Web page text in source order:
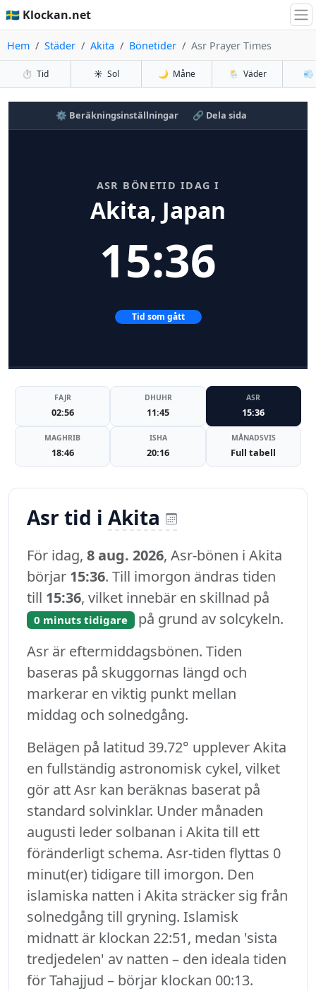
🇸🇪 Klockan.net
Hem Städer Akita Bönetider Asr Prayer Times
⏱️ Tid ☀️ Sol 🌙 Måne 🌦️ Väder 💨
⚙️ Beräkningsinställningar 🔗 Dela sida
ASR BÖNETID IDAG I
Akita, Japan
15:36
Tid som gått
FAJR
02:56
DHUHR
11:45
ASR
15:36
MAGHRIB
18:46
ISHA
20:16
MÅNADSVIS
Full tabell
Asr tid i Akita
För idag, 8 aug. 2026, Asr-bönen i Akita
börjar 15:36. Till imorgon ändras tiden
till 15:36, vilket innebär en skillnad på
0 minuts tidigare på grund av solcykeln.
Asr är eftermiddagsbönen. Tiden
baseras på skuggornas längd och
markerar en viktig punkt mellan
middag och solnedgång.
Belägen på latitud 39.72° upplever Akita
en fullständig astronomisk cykel, vilket
gör att Asr kan beräknas baserat på
standard solvinklar. Under månaden
augusti leder solbanan i Akita till ett
föränderligt schema. Asr-tiden flyttas 0
minut(er) tidigare till imorgon. Den
islamiska natten i Akita sträcker sig från
solnedgång till gryning. Islamisk
midnatt är klockan 22:51, medan 'sista
tredjedelen' av natten – den ideala tiden
för Tahajjud – börjar klockan 00:13.